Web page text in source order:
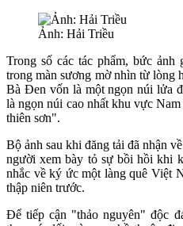
Ảnh: Hải Triều
Trong số các tác phẩm, bức
trong màn sương mờ nhìn từ lòng
Bà Đen vốn là một ngọn núi lửa
là ngọn núi cao nhất khu vực
thiên sơn".
Bộ ảnh sau khi đăng tải đã nhận
người xem bày tỏ sự bồi hồi khi
nhắc về ký ức một làng quê Việt
thập niên trước.
Để tiếp cận "thảo nguyên" độc